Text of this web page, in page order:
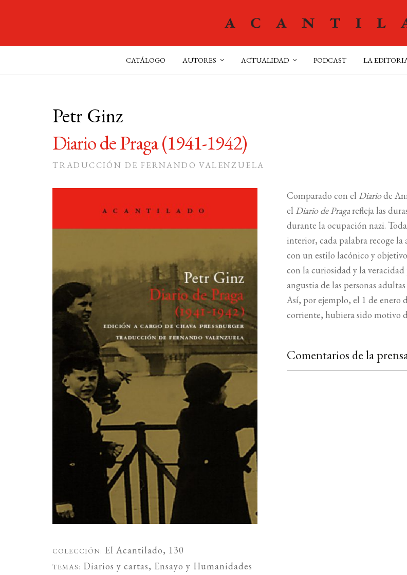
CATÁLOGO AUTORES ACTUALIDAD PODCAST LA
Petr Ginz
Diario de Praga (1941-1942)
TRADUCCIÓN DE FERNANDO VALENZUELA
COLECCIÓN: El Acantilado, 130
TEMAS: Diarios y cartas, Ensayo y Humanidades
Comparado con el Diariode
el Diario de Pragarefleja las
durante la ocupación nazi.
interior, cada palabra recoge la
con un estilo lacónico y
con la curiosidad y la
angustia de las personas
Así, por ejemplo, el 1 de enero
corriente, hubiera sido motivo
Comentarios de la